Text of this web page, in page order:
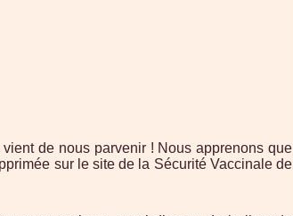
de nous parvenir ! Nous apprenons que
sur le site de la Sécurité Vaccinale de